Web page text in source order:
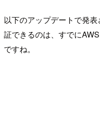
以下のアップデートで発
証できるのは、すでに
ですね。